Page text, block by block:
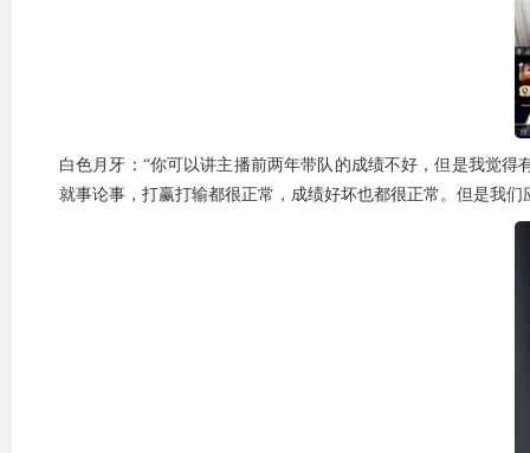
白色月牙：“你可以讲主播前两年带队的成绩不好，但是我觉
就事论事，打赢打输都很正常，成绩好坏也都很正常。但是我